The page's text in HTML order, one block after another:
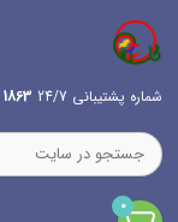
شماره پشتیبانی 24/7 1863 700 0911
0